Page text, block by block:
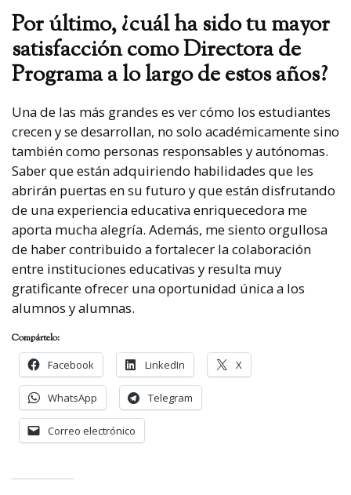
Por último, ¿cuál ha sido tu mayor
satisfacción como Directora de
Programa a lo largo de estos años?
Una de las más grandes es ver cómo los estudiantes
crecen y se desarrollan, no solo académicamente sino
también como personas responsables y autónomas.
Saber que están adquiriendo habilidades que les
abrirán puertas en su futuro y que están disfrutando
de una experiencia educativa enriquecedora me
aporta mucha alegría. Además, me siento orgullosa
de haber contribuido a fortalecer la colaboración
entre instituciones educativas y resulta muy
gratificante ofrecer una oportunidad única a los
alumnos y alumnas.
Compártelo:
Facebook
LinkedIn X
WhatsApp Telegram
Correo electrónico